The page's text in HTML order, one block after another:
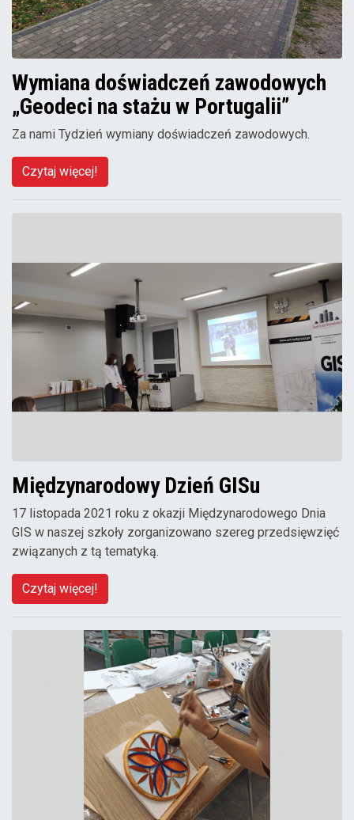
Wymiana doświadczeń zawodowych
„Geodeci na stażu w Portugalii”
Za nami Tydzień wymiany doświadczeń zawodowych.
Czytaj więcej!
Międzynarodowy Dzień GISu
17 listopada 2021 roku z okazji Międzynarodowego Dnia
GIS w naszej szkoły zorganizowano szereg przedsięwzięć
związanych z tą tematyką.
Czytaj więcej!